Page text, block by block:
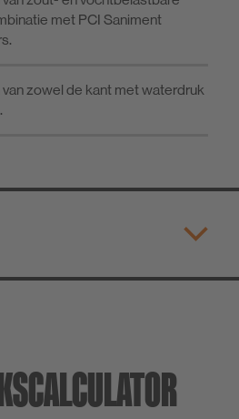
met PCI Saniment
zowel de kant met waterdruk